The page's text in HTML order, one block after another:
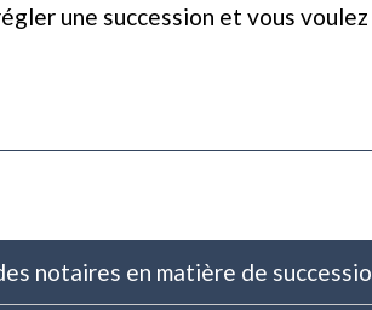
une succession et vous
notaires en matière de